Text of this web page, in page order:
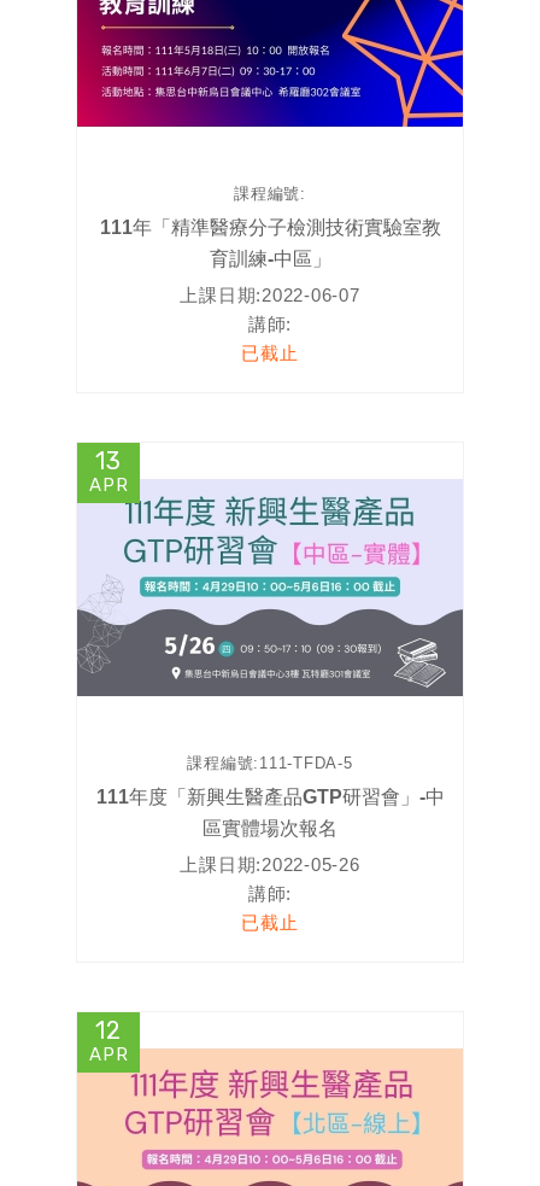
課程編號:
111年「精準醫療分子檢測技術實驗室教
育訓練-中區」
上課日期:2022-06-07
講師:
已截止
13
APR
課程編號: 111-TFDA-5
111年度「新興生醫產品GTP研習會」-中
區實體場次報名
上課日期:2022-05-26
講師:
已截止
12
APR